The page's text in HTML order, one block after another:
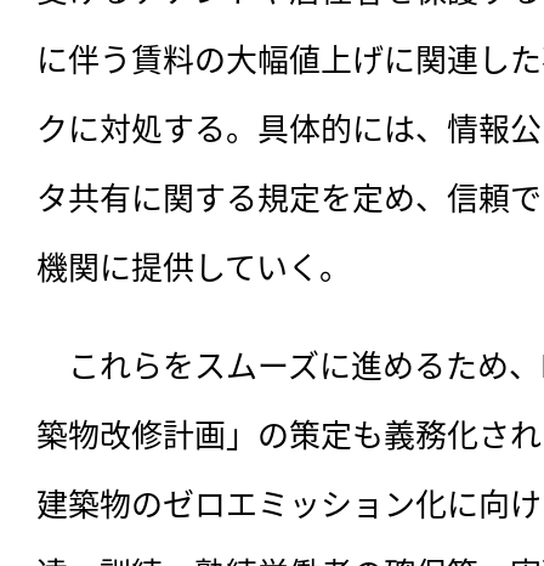
に伴う賃料の大幅値上げに関連し
クに対処する。具体的には、情報
タ共有に関する規定を定め、信頼
機関に提供していく。
これらをスムーズに進めるため
築物改修計画」の策定も義務化さ
建築物のゼロエミッション化に向